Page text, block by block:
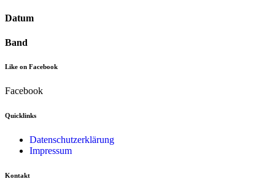
Datum
Band
Like on Facebook
Facebook
Quicklinks
Datenschutzerklärung
Impressum
Kontakt